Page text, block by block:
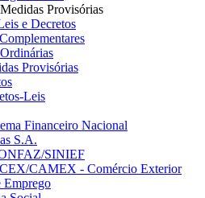
Provisórias
e Decretos
Provisórias
Leis
Financeiro Nacional
S.A.
SINIEF
CAMEX - Comércio Exterior
Emprego